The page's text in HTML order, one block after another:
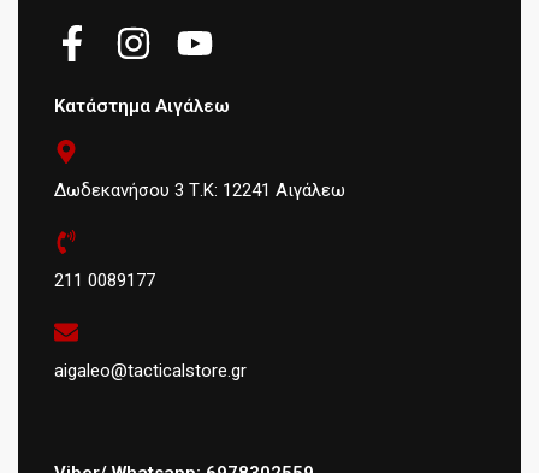
Κατάστημα Αιγάλεω
Δωδεκανήσου 3 Τ.Κ: 12241 Αιγάλεω
211 0089177
aigaleo@tacticalstore.gr